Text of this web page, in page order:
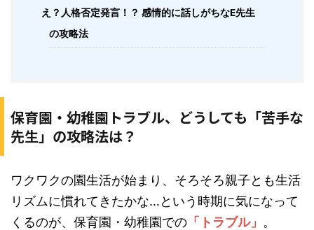
え？人格否定発言！？ 感情的に話しがちなE先生
の攻略法
保育園・幼稚園トラブル、どうしても「苦手な
先生」の攻略法は？
ワクワクの園生活が始まり、そろそろ親子とも生活
リズムに慣れてきたかな…という時期に気になって
くるのが、保育園・幼稚園での 「トラブル」 。